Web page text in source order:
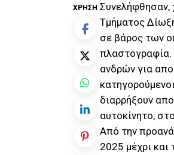
ΧΡΉΣΗ Συνελήφθησαν,
Τμήματος
σε βάρος των
πλαστογραφία.
ανδρών για
διαρρήξουν
αυτοκίνητο,
Από την
2025 μέχρι και